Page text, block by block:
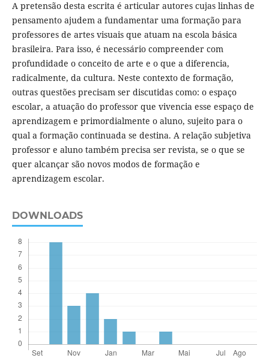
A pretensão desta escrita é articular autores cujas linhas de
pensamento ajudem a fundamentar uma formação para
professores de artes visuais que atuam na escola básica
brasileira. Para isso, é necessário compreender com
profundidade o conceito de arte e o que a diferencia,
radicalmente, da cultura. Neste contexto de formação,
outras questões precisam ser discutidas como: o espaço
escolar, a atuação do professor que vivencia esse espaço de
aprendizagem e primordialmente o aluno, sujeito para o
qual a formação continuada se destina. A relação subjetiva
professor e aluno também precisa ser revista, se o que se
quer alcançar são novos modos de formação e
aprendizagem escolar.
DOWNLOADS